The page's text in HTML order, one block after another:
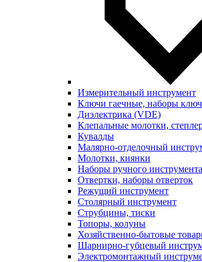
Измерительный инструмент
Ключи гаечные, наборы
Диэлектрика (VDE)
Клепальные молотки,
Кувалды
Малярно-отделочный
Молотки, киянки
Наборы ручного
Отвертки, наборы отверток
Режущий инструмент
Столярный инструмент
Струбцины, тиски
Топоры, колуны
Хозяйственно-бытовые
Шарнирно-губцевый
Электромонтажный